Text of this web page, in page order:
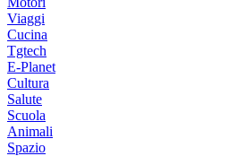
Viaggi
Cucina
Tgtech
E-Planet
Cultura
Salute
Scuola
Animali
Spazio